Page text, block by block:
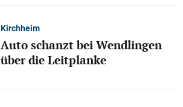
Kirchheim
Auto schanzt bei Wendlingen
über die Leitplanke